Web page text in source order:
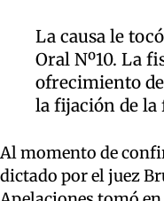
La causa le
Oral Nº10. La
ofrecimiento
la fijación de la
Al momento de
dictado por el juez